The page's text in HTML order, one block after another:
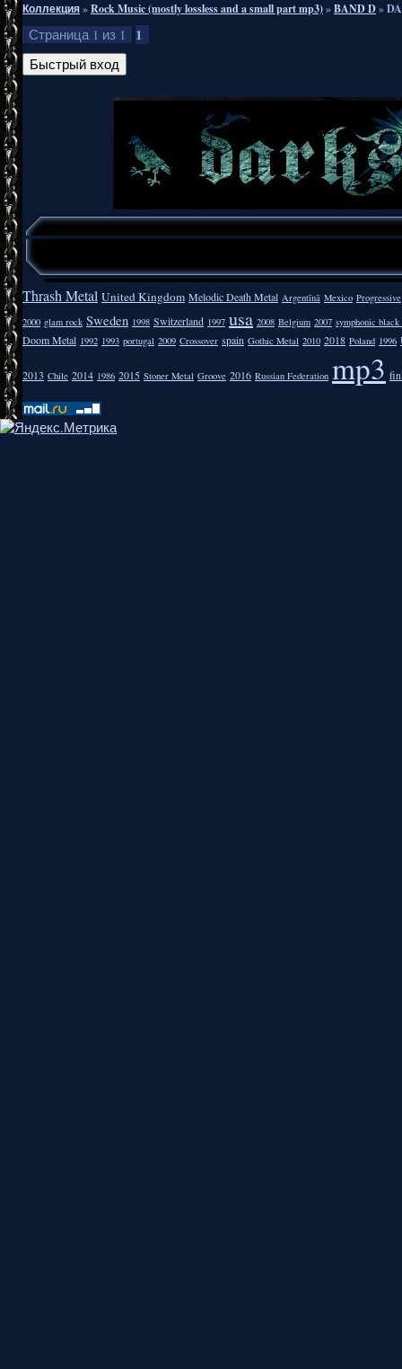
Коллекция»Rock Music (mostly lossless and a small part mp3)»BAND D»
Страница 1 из 1 1
Thrash Metal United Kingdom Melodic Death Metal Argentīnā Mexico Progressive
2000 glam rock Sweden 1998 Switzerland 1997 usa 2008 Belgium 2007 symphonic
Doom Metal 1992 1993 portugal 2009 Crossover spain Gothic Metal 2010 2018 Poland 1996
2013 Chile 2014 1986 2015 Stoner Metal Groove 2016 Russian Federation mp3